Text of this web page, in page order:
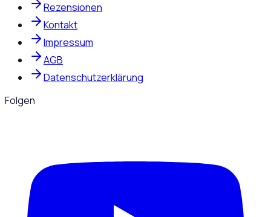
Rezensionen
Kontakt
Impressum
AGB
Datenschutzerklärung
Folgen